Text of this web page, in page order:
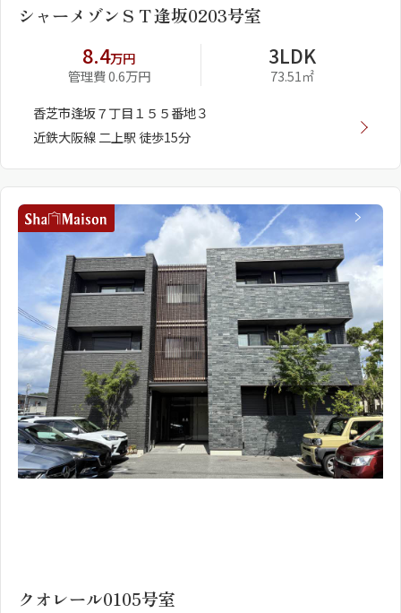
シャーメゾンＳＴ逢坂0203号室
8.4万円
管理費 0.6万円
3LDK
73.51㎡
香芝市逢坂７丁目１５５番地３
近鉄大阪線 二上駅 徒歩15分
クオレール0105号室